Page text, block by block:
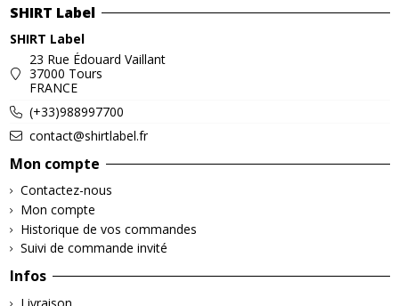
SHIRT Label
SHIRT Label
23 Rue Édouard Vaillant
37000 Tours
FRANCE
(+33)988997700
contact@shirtlabel.fr
Mon compte
Contactez-nous
Mon compte
Historique de vos commandes
Suivi de commande invité
Infos